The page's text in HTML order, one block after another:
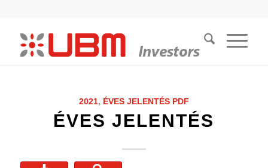
2021, ÉVES JELENTÉS PDF
ÉVES JELENTÉS